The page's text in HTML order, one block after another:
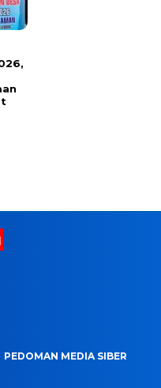
PEDOMAN MEDIA SIBER